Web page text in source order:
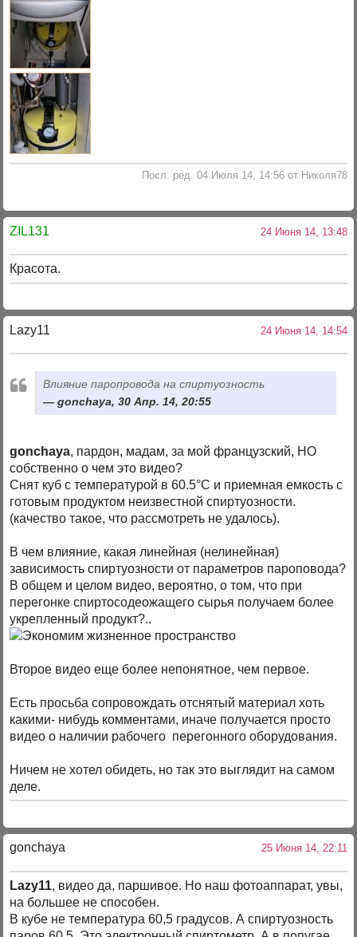
Посл. ред. 04 Июля 14, 14:56 от Николя78
ZIL131 24 Июня 14, 13:48
Красота.
Lazy11 24 Июня 14, 14:54
Влияние паропровода на спиртуозность
gonchaya, 30 Апр. 14, 20:55
gonchaya, пардон, мадам, за мой французский, НО
собственно о чем это видео?
Снят куб с температурой в 60.5°С и приемная емкость с
готовым продуктом неизвестной спиртуозности.
(качество такое, что рассмотреть не удалось).
В чем влияние, какая линейная (нелинейная)
зависимость спиртуозности от параметров пароповода?
В общем и целом видео, вероятно, о том, что при
перегонке спиртосодеожащего сырья получаем более
укрепленный продукт?..
Второе видео еще более непонятное, чем первое.
Есть просьба сопровождать отснятый материал хоть
какими- нибудь комментами, иначе получается просто
видео о наличии рабочего перегонного оборудования.
Ничем не хотел обидеть, но так это выглядит на самом
деле.
gonchaya 25 Июня 14, 22:11
Lazy11, видео да, паршивое. Но наш фотоаппарат, увы,
на большее не способен.
В кубе не температура 60,5 градусов. А спиртуозность